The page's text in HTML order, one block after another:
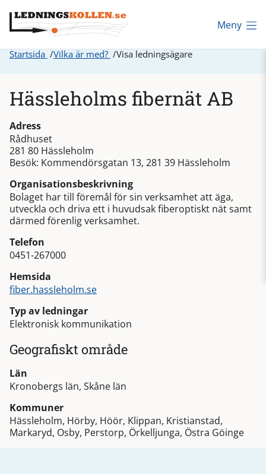
Meny
Startsida Vilka är med? Visa ledningsägare
Hässleholms fibernät AB
Adress
Rådhuset
281 80 Hässleholm
Besök: Kommendörsgatan 13, 281 39 Hässleholm
Organisationsbeskrivning
Bolaget har till föremål för sin verksamhet att äga,
utveckla och driva ett i huvudsak fiberoptiskt nät samt
därmed förenlig verksamhet.
Telefon
0451-267000
Hemsida
fiber.hassleholm.se
Typ av ledningar
Elektronisk kommunikation
Geografiskt område
Län
Kronobergs län, Skåne län
Kommuner
Hässleholm, Hörby, Höör, Klippan, Kristianstad,
Markaryd, Osby, Perstorp, Örkelljunga, Östra Göinge